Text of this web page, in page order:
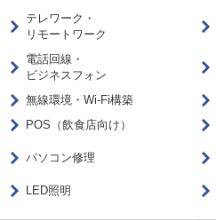
テレワーク・
リモートワーク
電話回線・
ビジネスフォン
無線環境・Wi-Fi構築
POS（飲食店向け）
パソコン修理
LED照明